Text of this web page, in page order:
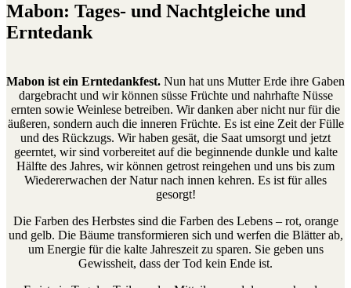
Mabon: Tages- und Nachtgleiche und
Erntedank
Mabon ist ein Erntedankfest. Nun hat uns Mutter Erde ihre Gaben
dargebracht und wir können süsse Früchte und nahrhafte Nüsse
ernten sowie Weinlese betreiben. Wir danken aber nicht nur für die
äußeren, sondern auch die inneren Früchte. Es ist eine Zeit der Fülle
und des Rückzugs. Wir haben gesät, die Saat umsorgt und jetzt
geerntet, wir sind vorbereitet auf die beginnende dunkle und kalte
Hälfte des Jahres, wir können getrost reingehen und uns bis zum
Wiedererwachen der Natur nach innen kehren. Es ist für alles
gesorgt!
Die Farben des Herbstes sind die Farben des Lebens – rot, orange
und gelb. Die Bäume transformieren sich und werfen die Blätter ab,
um Energie für die kalte Jahreszeit zu sparen. Sie geben uns
Gewissheit, dass der Tod kein Ende ist.